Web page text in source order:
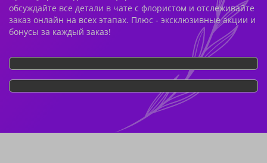
обсуждайте все детали в чате с флористом и отслеживайте
заказ онлайн на всех этапах. Плюс - эксклюзивные акции и
бонусы за каждый заказ!